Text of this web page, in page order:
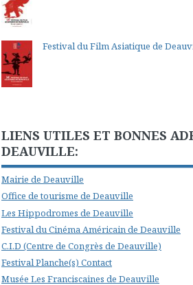
Festival du Film Asiatique de
LIENS UTILES ET BONNES
DEAUVILLE:
Mairie de Deauville
Office de tourisme de Deauville
Les Hippodromes de Deauville
Festival du Cinéma Américain de Deauville
C.I.D (Centre de Congrès de Deauville)
Festival Planche(s) Contact
Musée Les Franciscaines de Deauville